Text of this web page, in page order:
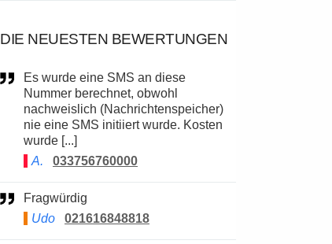
DIE NEUESTEN BEWERTUNGEN
Es wurde eine SMS an diese
Nummer berechnet, obwohl
nachweislich (Nachrichtenspeicher)
nie eine SMS initiiert wurde. Kosten
wurde [...]
A.
033756760000
Fragwürdig
Udo
021616848818